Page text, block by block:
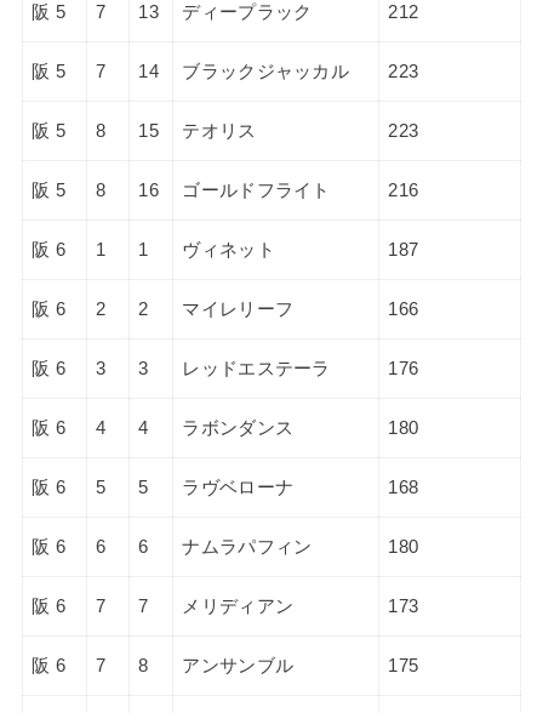
阪 5 7 13 ディープラック 212
阪 5 7 14 ブラックジャッカル 223
阪 5 8 15 テオリス 223
阪 5 8 16 ゴールドフライト 216
阪 6 1 1 ヴィネット 187
阪 6 2 2 マイレリーフ 166
阪 6 3 3 レッドエステーラ 176
阪 6 4 4 ラボンダンス 180
阪 6 5 5 ラヴベローナ 168
阪 6 6 6 ナムラパフィン 180
阪 6 7 7 メリディアン 173
阪 6 7 8 アンサンブル 175